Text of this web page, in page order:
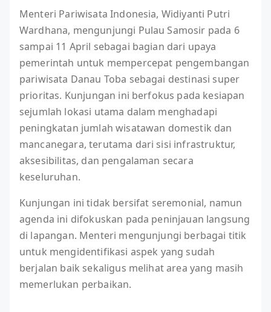
Menteri Pariwisata Indonesia, Widiyanti Putri
Wardhana, mengunjungi Pulau Samosir pada 6
sampai 11 April sebagai bagian dari upaya
pemerintah untuk mempercepat pengembangan
pariwisata Danau Toba sebagai destinasi super
prioritas. Kunjungan ini berfokus pada kesiapan
sejumlah lokasi utama dalam menghadapi
peningkatan jumlah wisatawan domestik dan
mancanegara, terutama dari sisi infrastruktur,
aksesibilitas, dan pengalaman secara
keseluruhan.
Kunjungan ini tidak bersifat seremonial, namun
agenda ini difokuskan pada peninjauan langsung
di lapangan. Menteri mengunjungi berbagai titik
untuk mengidentifikasi aspek yang sudah
berjalan baik sekaligus melihat area yang masih
memerlukan perbaikan.